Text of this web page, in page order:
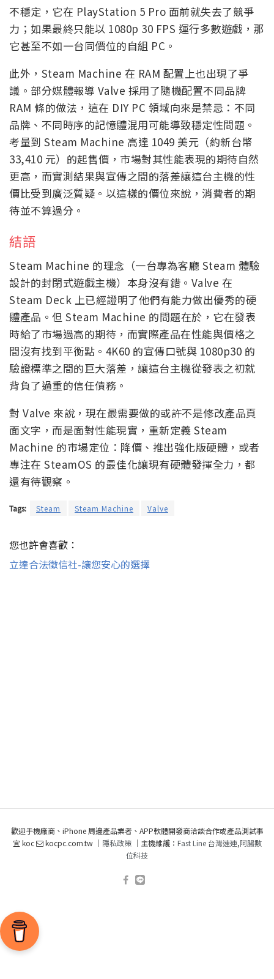
不穩定，它在 PlayStation 5 Pro 面前就失去了競爭
力；如果最終只能以 1080p 30 FPS 運行多數遊戲，那
它甚至不如一台同價位的自組 PC。
此外，Steam Machine 在 RAM 配置上也出現了爭
議。部分媒體報導 Valve 採用了隨機配置不同品牌
RAM 條的做法，這在 DIY PC 領域向來是禁忌：不同
品牌、不同時序的記憶體混用可能導致穩定性問題。
考量到 Steam Machine 高達 1049 美元（約新台幣
33,410 元）的起售價，市場對其性能表現的期待自然
更高，而實測結果與宣傳之間的落差讓這台主機的性
價比受到廣泛質疑。以這樣的價位來說，消費者的期
待並不算過分。
結語
Steam Machine 的理念（一台專為客廳 Steam 體驗
設計的封閉式遊戲主機）本身沒有錯。Valve 在
Steam Deck 上已經證明了他們有能力做出優秀的硬
體產品。但 Steam Machine 的問題在於，它在發表
時給了市場過高的期待，而實際產品在性能與價格之
間沒有找到平衡點。4K60 的宣傳口號與 1080p30 的
驗證標準之間的巨大落差，讓這台主機從發表之初就
背負了過重的信任債務。
對 Valve 來說，現在最需要做的或許不是修改產品頁
面文字，而是面對性能現實，重新定義 Steam
Machine 的市場定位：降價、推出強化版硬體，或者
專注在 SteamOS 的最佳化讓現有硬體發揮全力，都
還有待觀察。
Tags: Steam Steam Machine Valve
您也許會喜歡：
立達合法徵信社-讓您安心的選擇
歡迎手機廠商、iPhone 周邊產品業者、APP軟體開發商洽談合作或產品測試事
宜 koc
kocpc.com.tw ｜ 隱私政策｜主機維護： Fast Line 台灣速連,阿腸數
位科技